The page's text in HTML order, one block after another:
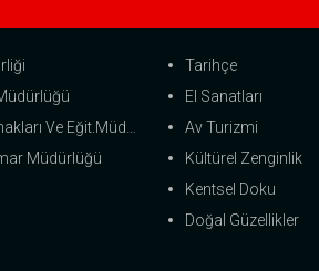
Ve Eğit.Müdürlüğü
Müdürlüğü
Tarihçe
El Sanatları
Av Turizmi
Kültürel Zenginlik
Kentsel Doku
Doğal Güzellikler